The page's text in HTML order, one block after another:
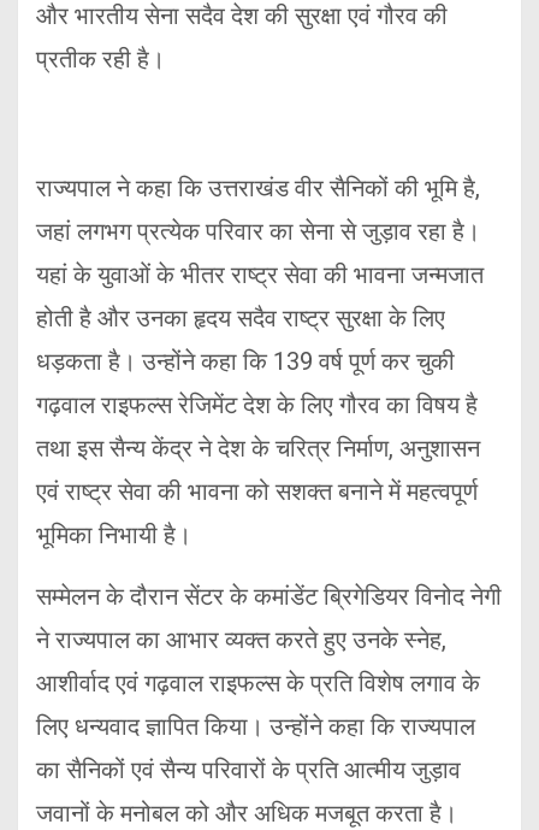
और भारतीय सेना सदैव देश की सुरक्षा एवं गौरव की
प्रतीक रही है।
राज्यपाल ने कहा कि उत्तराखंड वीर सैनिकों की भूमि है,
जहां लगभग प्रत्येक परिवार का सेना से जुड़ाव रहा है।
यहां के युवाओं के भीतर राष्ट्र सेवा की भावना जन्मजात
होती है और उनका हृदय सदैव राष्ट्र सुरक्षा के लिए
धड़कता है। उन्होंने कहा कि 139 वर्ष पूर्ण कर चुकी
गढ़वाल राइफल्स रेजिमेंट देश के लिए गौरव का विषय है
तथा इस सैन्य केंद्र ने देश के चरित्र निर्माण, अनुशासन
एवं राष्ट्र सेवा की भावना को सशक्त बनाने में महत्वपूर्ण
भूमिका निभायी है।
सम्मेलन के दौरान सेंटर के कमांडेंट ब्रिगेडियर विनोद नेगी
ने राज्यपाल का आभार व्यक्त करते हुए उनके स्नेह,
आशीर्वाद एवं गढ़वाल राइफल्स के प्रति विशेष लगाव के
लिए धन्यवाद ज्ञापित किया। उन्होंने कहा कि राज्यपाल
का सैनिकों एवं सैन्य परिवारों के प्रति आत्मीय जुड़ाव
जवानों के मनोबल को और अधिक मजबूत करता है।